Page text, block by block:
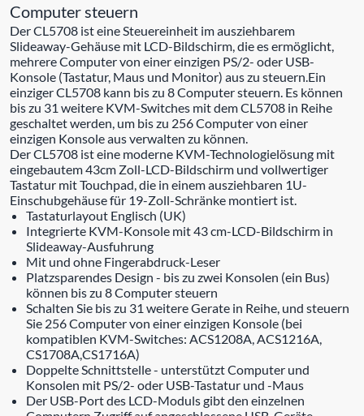
Computer steuern
Der CL5708 ist eine Steuereinheit im ausziehbarem
Slideaway-Gehäuse mit LCD-Bildschirm, die es ermöglicht,
mehrere Computer von einer einzigen PS/2- oder USB-
Konsole (Tastatur, Maus und Monitor) aus zu steuern.Ein
einziger CL5708 kann bis zu 8 Computer steuern. Es können
bis zu 31 weitere KVM-Switches mit dem CL5708 in Reihe
geschaltet werden, um bis zu 256 Computer von einer
einzigen Konsole aus verwalten zu können.
Der CL5708 ist eine moderne KVM-Technologielösung mit
eingebautem 43cm Zoll-LCD-Bildschirm und vollwertiger
Tastatur mit Touchpad, die in einem ausziehbaren 1U-
Einschubgehäuse für 19-Zoll-Schränke montiert ist.
Tastaturlayout Englisch (UK)
Integrierte KVM-Konsole mit 43 cm-LCD-Bildschirm in
Slideaway-Ausfuhrung
Mit und ohne Fingerabdruck-Leser
Platzsparendes Design - bis zu zwei Konsolen (ein Bus)
können bis zu 8 Computer steuern
Schalten Sie bis zu 31 weitere Gerate in Reihe, und steuern
Sie 256 Computer von einer einzigen Konsole (bei
kompatiblen KVM-Switches: ACS1208A, ACS1216A,
CS1708A,CS1716A)
Doppelte Schnittstelle - unterstützt Computer und
Konsolen mit PS/2- oder USB-Tastatur und -Maus
Der USB-Port des LCD-Moduls gibt den einzelnen